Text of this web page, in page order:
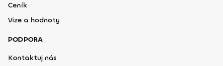
Ceník
Vize a hodnoty
PODPORA
Kontaktuj nás